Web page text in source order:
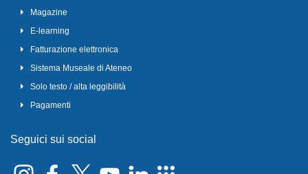
Magazine
E-learning
Fatturazione elettronica
Sistema Museale di Ateneo
Solo testo / alta leggibilità
Pagamenti
Seguici sui social